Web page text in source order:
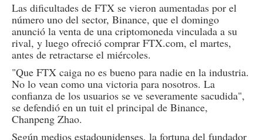
Las dificultades de FTX se vieron aumentadas por el
número uno del sector, Binance, que el domingo
anunció la venta de una criptomoneda vinculada a su
rival, y luego ofreció comprar FTX.com, el martes,
antes de retractarse el miércoles.
"Que FTX caiga no es bueno para nadie en la industria.
No lo vean como una victoria para nosotros. La
confianza de los usuarios se ve severamente sacudida",
se defendió en un tuit el principal de Binance,
Chanpeng Zhao.
Según medios estadounidenses, la fortuna del fundador